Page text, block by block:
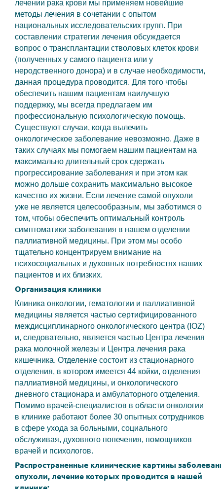
лечении рака крови мы применяем новейшие
методы лечения в сочетании с опытом
национальных исследовательских групп. При
составлении стратегии лечения обсуждается
вопрос о трансплантации стволовых клеток крови
(полученных у самого пациента или у
неродственного донора) и в случае необходимости,
данная процедура проводится. Для того чтобы
обеспечить нашим пациентам наилучшую
поддержку, мы всегда предлагаем им
профессиональную психологическую помощь.
Существуют случаи, когда вылечить
онкологическое заболевание невозможно. Даже в
таких случаях мы помогаем нашим пациентам на
максимально длительный срок сдержать
прогрессирование заболевания и при этом как
можно дольше сохранить максимально высокое
качество их жизни. Если лечение самой опухоли
уже не является целесообразным, мы заботимся о
том, чтобы обеспечить оптимальный контроль
симптоматики заболевания в нашем отделении
паллиативной медицины. При этом мы особо
тщательно концентрируем внимание на
психосоциальных и духовных потребностях наших
пациентов и их близких.
Организация клиники
Клиника онкологии, гематологии и паллиативной
медицины является частью сертифицированного
междисциплинарного онкологического центра (IOZ)
и, следовательно, является частью Центра лечения
рака молочной железы и Центра лечения рака
кишечника. Отделение состоит из стационарного
отделения, в котором имеется 44 койки, отделения
паллиативной медицины, и онкологического
дневного стационара и амбулаторного отделения.
Помимо врачей-специалистов в области онкологии
в клинике работают более 30 опытных сотрудников
в сфере ухода за больными, социального
обслуживая, духовного попечения, помощников
врачей и психологов.
Распространенные клинические картины
опухоли, лечение которых проводится в нашей